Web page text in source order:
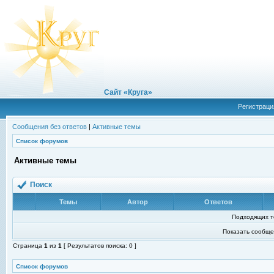
Сайт «Круга»
Сообщения без ответов | Активные темы
Список форумов
Активные темы
Поиск
Темы Автор Ответов
Подходящих
Показать
Страница 1 из 1 [ Результатов поиска: 0 ]
Список форумов